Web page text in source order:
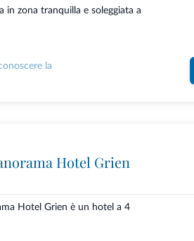
in zona tranquilla e soleggiata a
la
Hotel Grien
Hotel Grien è un hotel a 4